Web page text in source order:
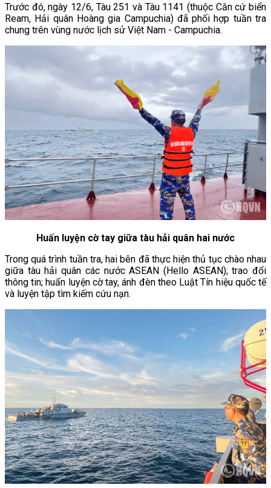
Trước đó, ngày 12/6, Tàu 251 và Tàu 1141 (thuộc Căn cứ biển
Ream, Hải quân Hoàng gia Campuchia) đã phối hợp tuần tra
chung trên vùng nước lịch sử Việt Nam - Campuchia.
Huấn luyện cờ tay giữa tàu hải quân hai nước
Trong quá trình tuần tra, hai bên đã thực hiện thủ tục chào nhau
giữa tàu hải quân các nước ASEAN (Hello ASEAN); trao đổi
thông tin; huấn luyện cờ tay, ánh đèn theo Luật Tín hiệu quốc tế
và luyện tập tìm kiếm cứu nạn.